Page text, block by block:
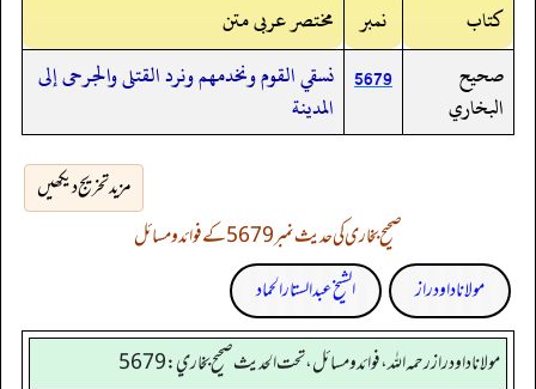
کتاب
نمبر
مختصر عربی متن
صحيح
البخاري
5679 نسقي القوم ونخدمهم ونرد القتلى والجرحى إلى
المدينة
مزید تخریج دیکھیں
صحیح بخاری کی حدیث نمبر 5679 کے فوائد و مسائل
مولانا داود راز
الشیخ عبدالستار الحماد
مولانا داود راز رحمه الله، فوائد و مسائل، تحت الحديث صحيح بخاري: 5679